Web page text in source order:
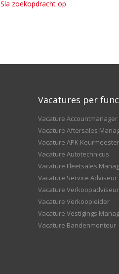
Sla zoekopdracht op
Vacatures per
Vacature Accountmanager
Vacature Aftersales
Vacature APK Keurmeester
Vacature Autotechnicus
Vacature Fleetsales
Vacature Service Adviseur
Vacature Verkoopadviseur
Vacature Verkoopleider
Vacature Vestigings
Vacature Bandenmonteur